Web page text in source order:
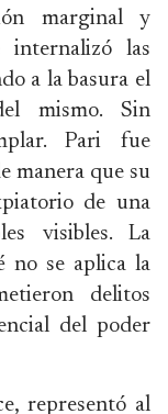
marginal y
internalizó las
a la basura el
mismo. Sin
Pari fue
manera que su
de una
visibles. La
no se aplica la
delitos
del poder
representó al